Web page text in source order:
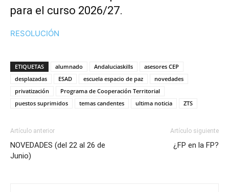
para el curso 2026/27.
RESOLUCIÓN
ETIQUETAS alumnado Andaluciaskills
asesores CEP
desplazadas
ESAD escuela espacio de paz
novedades
privatización
Programa de Cooperación Territorial
puestos suprimidos
temas candentes ultima noticia ZTS
Artículo anterior
NOVEDADES (del 22 al 26 de
Junio)
Artículo siguiente
¿FP en la FP?